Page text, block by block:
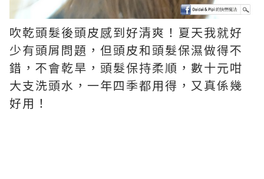
吹乾頭髮後頭皮感到好清爽！夏天我就好
少有頭屑問題，但頭皮和頭髮保濕做得不
錯，不會乾旱，頭髮保持柔順，數十元咁
大支洗頭水，一年四季都用得，又真係幾
好用！